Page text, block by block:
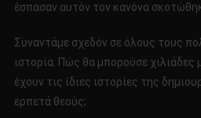
έσπασαν αυτόν τον κανόνα
Συναντάμε σχεδόν σε όλους τους
ιστορία. Πώς θα μπορούσε χιλιάδες
έχουν τις ίδιες ιστορίες της
ερπετά θεούς;